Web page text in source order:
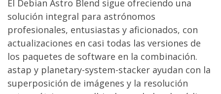
El Debian Astro Blend sigue ofreciendo una
solución integral para astrónomos
profesionales, entusiastas y aficionados, con
actualizaciones en casi todas las versiones de
los paquetes de software en la combinación.
astap y planetary-system-stacker ayudan con la
superposición de imágenes y la resolución